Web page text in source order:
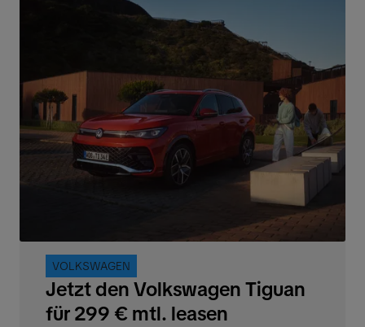
VOLKSWAGEN
Jetzt den Volkswagen Tiguan
für 299 € mtl. leasen